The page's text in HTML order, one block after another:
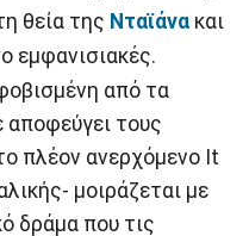
θεία της Νταϊάνα και
εμφανισιακές.
από τα
τους
πλέον ανερχόμενο It
μοιράζεται με
δράμα που τις